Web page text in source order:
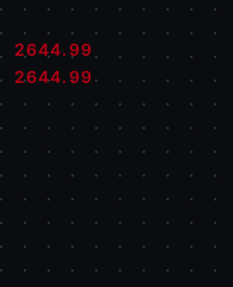
Cena:
2644.99
Cena:
2644.99